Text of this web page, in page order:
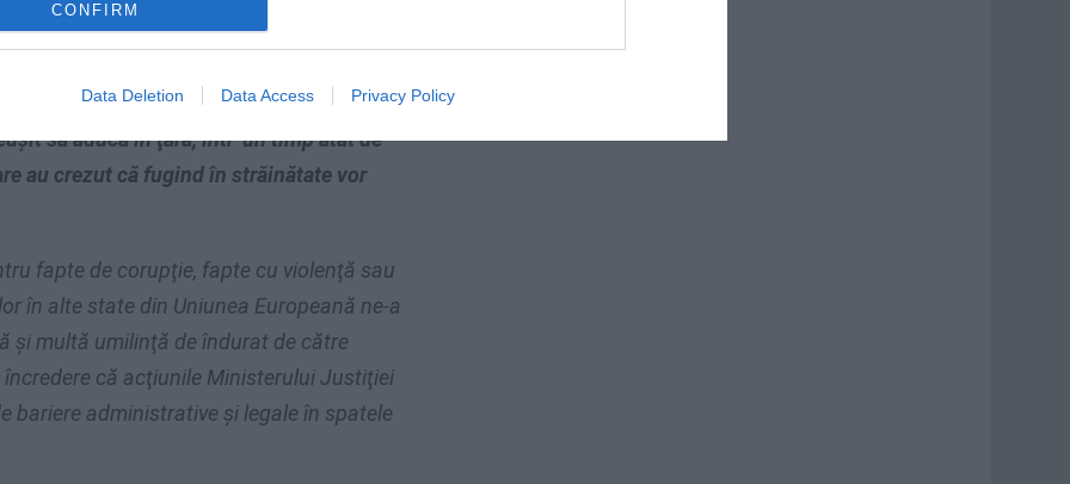
CONFIRM
Data Deletion Data Access Privacy Policy
au făcut eforturi deosebite ca să
nu trebuie să judece un popor întreg pentru
în ţara lor şi sunt căutate de autorităţi.
să aducă în ţară, într-un timp atât de
au crezut că fugind în străinătate vor
fapte de corupţie, fapte cu violenţă sau
în alte state din Uniunea Europeană ne-a
şi multă umilinţă de îndurat de către
că acţiunile Ministerului Justiţiei
bariere administrative şi legale în spatele